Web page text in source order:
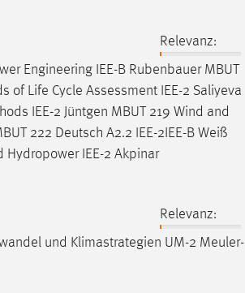
Relevanz:
Engineering IEE-B Rubenbauer MBUT
of Life Cycle Assessment IEE-2 Saliyeva
IEE-2 Jüntgen MBUT 219 Wind and
222 Deutsch A2.2 IEE-2IEE-B Weiß
Hydropower IEE-2 Akpinar
Relevanz:
und Klimastrategien UM-2 Meuler-